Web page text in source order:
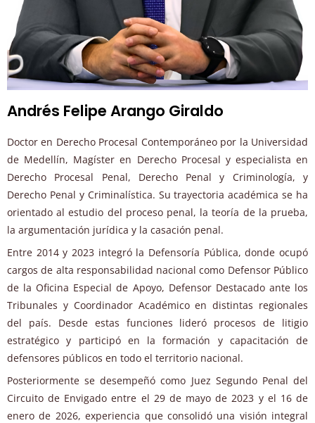
Andrés Felipe Arango Giraldo
Doctor en Derecho Procesal Contemporáneo por la Universidad
de Medellín, Magíster en Derecho Procesal y especialista en
Derecho Procesal Penal, Derecho Penal y Criminología, y
Derecho Penal y Criminalística. Su trayectoria académica se ha
orientado al estudio del proceso penal, la teoría de la prueba,
la argumentación jurídica y la casación penal.
Entre 2014 y 2023 integró la Defensoría Pública, donde ocupó
cargos de alta responsabilidad nacional como Defensor Público
de la Oficina Especial de Apoyo, Defensor Destacado ante los
Tribunales y Coordinador Académico en distintas regionales
del país. Desde estas funciones lideró procesos de litigio
estratégico y participó en la formación y capacitación de
defensores públicos en todo el territorio nacional.
Posteriormente se desempeñó como Juez Segundo Penal del
Circuito de Envigado entre el 29 de mayo de 2023 y el 16 de
enero de 2026, experiencia que consolidó una visión integral